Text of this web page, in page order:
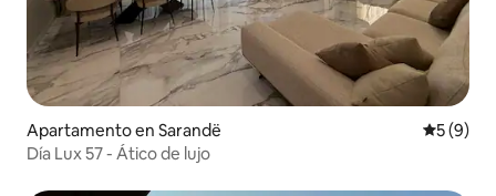
Apartamento en Sarandë
5 (9)
Día Lux 57 - Ático de lujo